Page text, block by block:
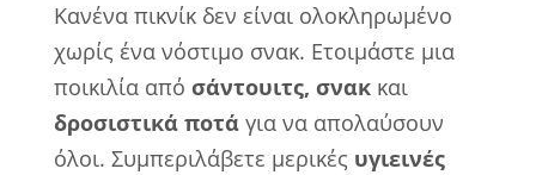
Κανένα πικνίκ δεν είναι ολοκληρωμένο
χωρίς ένα νόστιμο σνακ. Ετοιμάστε μια
ποικιλία από σάντουιτς, σνακ και
δροσιστικά ποτά για να απολαύσουν
όλοι. Συμπεριλάβετε μερικές υγιεινές